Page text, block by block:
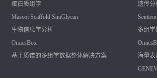
蛋白质组学
Mascot Scaffold SimGlycan
生物信息学分析
OmicsBox
基于质谱的多组学数据整体解决方案
遗传分
多组
海量